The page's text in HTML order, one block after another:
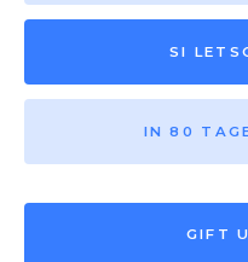
SI
IN 80
GIFT